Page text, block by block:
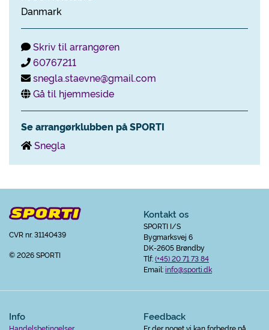
Danmark
Skriv til arrangøren
60767211
snegla.staevne@gmail.com
Gå til hjemmeside
Se arrangørklubben på SPORTI
Snegla
CVR nr. 31140439
© 2026 SPORTI
Kontakt os
SPORTI I/S
Bygmarksvej 6
DK-2605 Brøndby
Tlf:(+45) 20 71 73 84
Email:info@sporti.dk
Info
Handelsbetingelser
Feedback
Er der noget vi kan forbedre på